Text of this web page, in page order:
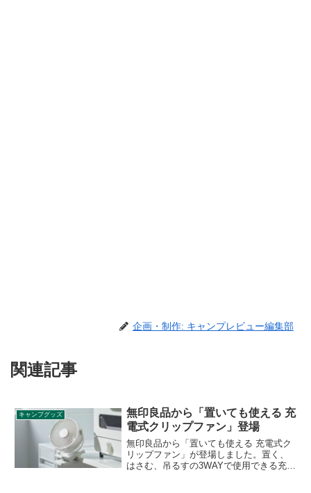
企画・制作: キャンプレビュー編集部
関連記事
キャンプグッズ
無印良品から「置いても使える 充
電式クリップファン」登場
無印良品から「置いても使える 充電式ク
リップファン」が登場しました。置く、
はさむ、吊るすの3WAYで使用できる充電